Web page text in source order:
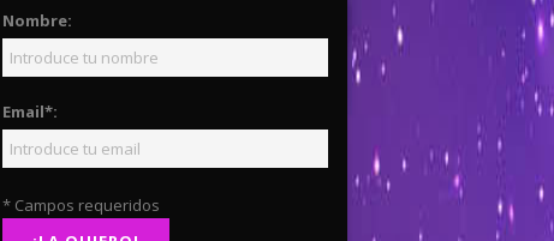
Nombre:
Email*:
* Campos requeridos